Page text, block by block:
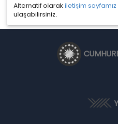
Alternatif olarak iletişim sayfamız
ulaşabilirsiniz.